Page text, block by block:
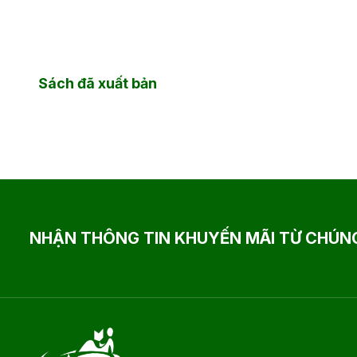
Sách đã xuất bản
NHẬN THÔNG TIN KHUYẾN MÃI TỪ